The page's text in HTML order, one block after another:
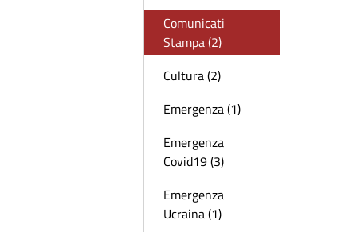
Comunicati
Stampa (2)
Cultura (2)
Emergenza (1)
Emergenza
Covid19 (3)
Emergenza
Ucraina (1)